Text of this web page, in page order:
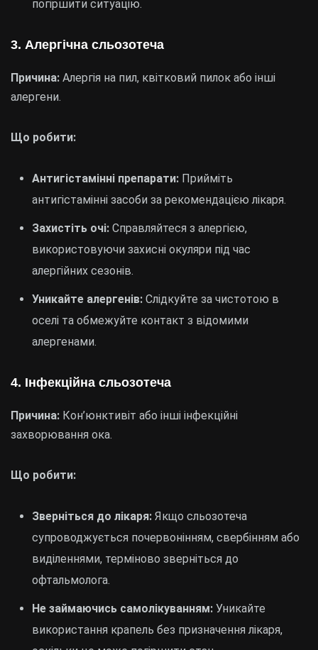
погіршити ситуацію.
3. Алергічна сльозотеча
Причина: Алергія на пил, квітковий пилок або інші
алергени.
Що робити:
Антигістамінні препарати: Прийміть
антигістамінні засоби за рекомендацією лікаря.
Захистіть очі: Справляйтеся з алергією,
використовуючи захисні окуляри під час
алергійних сезонів.
Уникайте алергенів: Слідкуйте за чистотою в
оселі та обмежуйте контакт з відомими
алергенами.
4. Інфекційна сльозотеча
Причина: Кон’юнктивіт або інші інфекційні
захворювання ока.
Що робити:
Зверніться до лікаря: Якщо сльозотеча
супроводжується почервонінням, свербінням або
виділеннями, терміново зверніться до
офтальмолога.
Не займаючись самолікуванням: Уникайте
використання крапель без призначення лікаря,